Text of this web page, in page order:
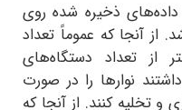
ذخیره شده روی
که عموماً تعداد
دستگاه‌های
را در صورت
کنند. از آنجا که